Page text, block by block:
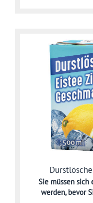
Sie müssen sich
werden,bevor